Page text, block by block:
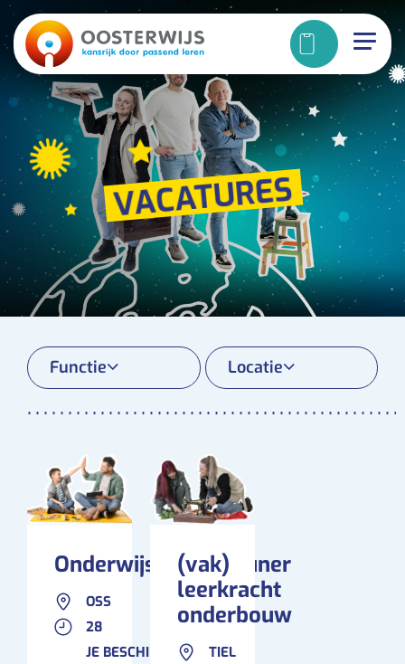
VACATURES
Functie
Conciërge
Leraar
Locatieleider
Onderwijsassistent
Onderwijsondersteuner
Staf-adviseur
Locatie
Sonnewijser Tiel
Onderbouw route
arbeid/
Onderwijsondersteuner
OSS
28
JE BESCHIKT OVER
(vak)
leerkracht
onderbouw
TIEL